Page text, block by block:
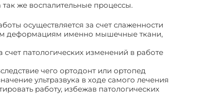
так же воспалительные процессы.
осуществляется за счет слаженности
деформациям именно мышечные ткани,
патологических изменений в работе
чего ортодонт или ортопед
ультразвука в ходе самого лечения
работу, избежав патологических